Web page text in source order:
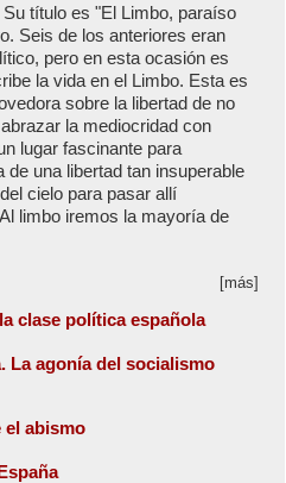
título es "El Limbo, paraíso
Seis de los anteriores eran
pero en esta ocasión es
la vida en el Limbo. Esta es
sobre la libertad de no
la mediocridad con
lugar fascinante para
una libertad tan insuperable
cielo para pasar allí
limbo iremos la mayoría de
[más]
clase política española
La agonía del socialismo
el abismo